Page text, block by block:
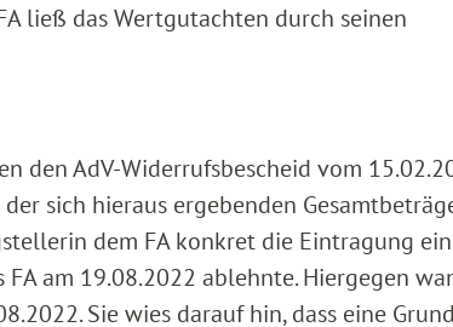
ließ das Wertgutachten durch seinen
den AdV-Widerrufsbescheid vom
sich hieraus ergebenden
dem FA konkret die Eintragung
am 19.08.2022 ablehnte. Hiergegen
Sie wies darauf hin, dass eine